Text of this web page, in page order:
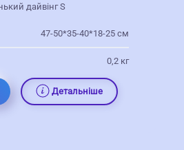
дайвінг S
47-50*35-40*18-25 см
0,2 кг
Детальніше